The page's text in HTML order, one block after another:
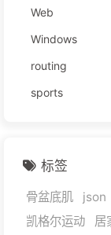
Web
Windows
routing
sports
标签
骨盆底肌 json
凯格尔运动 居